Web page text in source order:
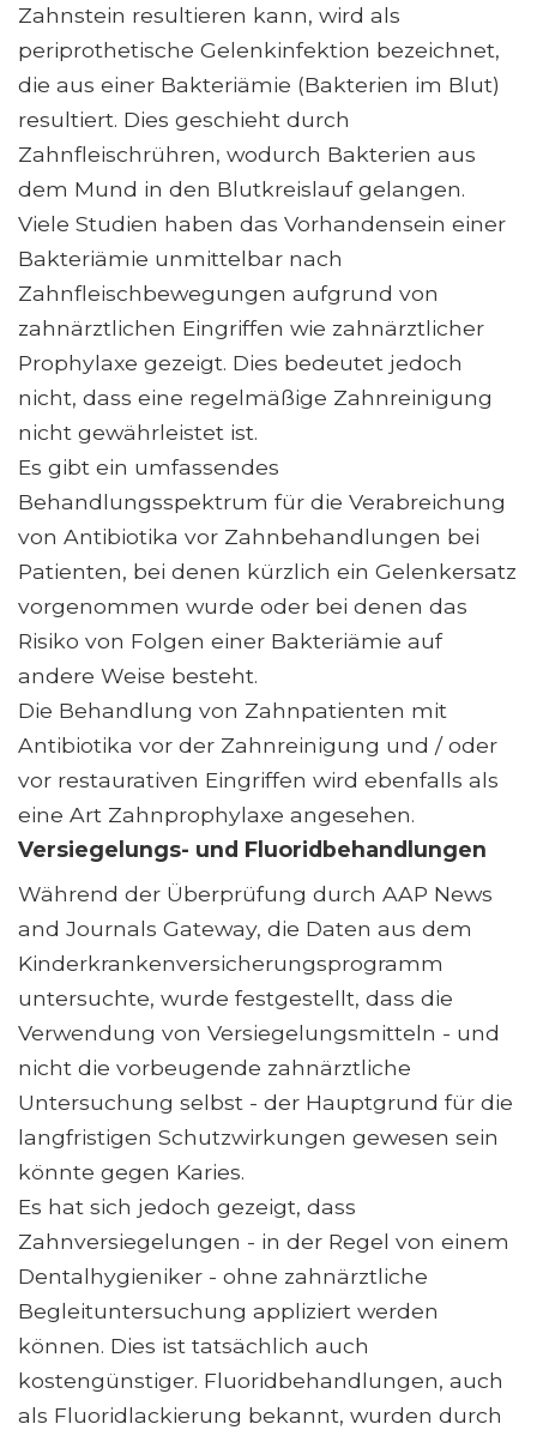
Zahnstein resultieren kann, wird als
periprothetische Gelenkinfektion bezeichnet,
die aus einer Bakteriämie (Bakterien im Blut)
resultiert. Dies geschieht durch
Zahnfleischrühren, wodurch Bakterien aus
dem Mund in den Blutkreislauf gelangen.
Viele Studien haben das Vorhandensein einer
Bakteriämie unmittelbar nach
Zahnfleischbewegungen aufgrund von
zahnärztlichen Eingriffen wie zahnärztlicher
Prophylaxe gezeigt. Dies bedeutet jedoch
nicht, dass eine regelmäßige Zahnreinigung
nicht gewährleistet ist.
Es gibt ein umfassendes
Behandlungsspektrum für die Verabreichung
von Antibiotika vor Zahnbehandlungen bei
Patienten, bei denen kürzlich ein Gelenkersatz
vorgenommen wurde oder bei denen das
Risiko von Folgen einer Bakteriämie auf
andere Weise besteht.
Die Behandlung von Zahnpatienten mit
Antibiotika vor der Zahnreinigung und / oder
vor restaurativen Eingriffen wird ebenfalls als
eine Art Zahnprophylaxe angesehen.
Versiegelungs- und Fluoridbehandlungen
Während der Überprüfung durch AAP News
and Journals Gateway, die Daten aus dem
Kinderkrankenversicherungsprogramm
untersuchte, wurde festgestellt, dass die
Verwendung von Versiegelungsmitteln - und
nicht die vorbeugende zahnärztliche
Untersuchung selbst - der Hauptgrund für die
langfristigen Schutzwirkungen gewesen sein
könnte gegen Karies.
Es hat sich jedoch gezeigt, dass
Zahnversiegelungen - in der Regel von einem
Dentalhygieniker - ohne zahnärztliche
Begleituntersuchung appliziert werden
können. Dies ist tatsächlich auch
kostengünstiger. Fluoridbehandlungen, auch
als Fluoridlackierung bekannt, wurden durch